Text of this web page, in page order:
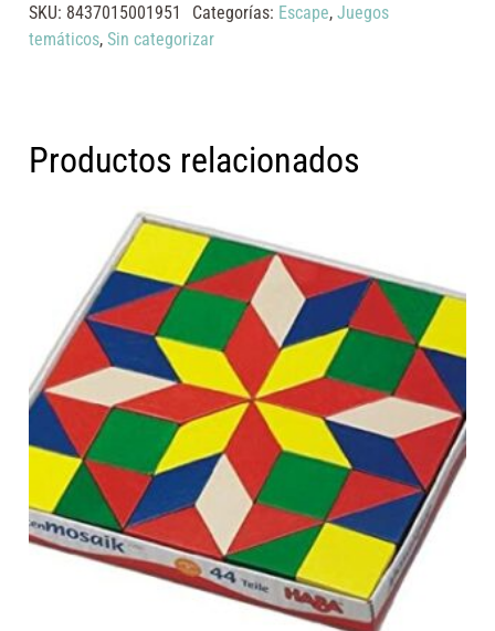
SKU: 8437015001951 Categorías: Escape, Juegos
temáticos,Sin categorizar
Productos relacionados